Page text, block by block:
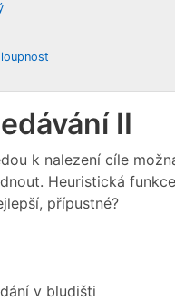
II
k nalezení cíle
Heuristická
přípustné?
v bludišti